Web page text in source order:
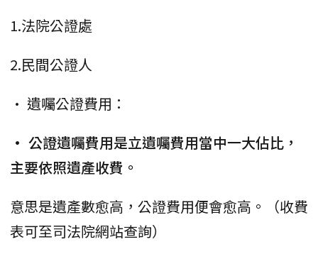
1.法院公證處
2.民間公證人
• 遺囑公證費用：
• 公證遺囑費用是立遺囑費用當中一大佔比，
主要依照遺產收費。
意思是遺產數愈高，公證費用便會愈高。（收費
表可至司法院網站查詢）